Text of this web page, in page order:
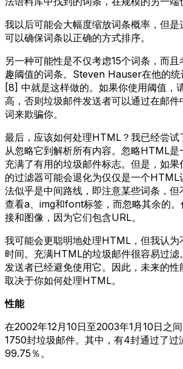
我以后可能会大幅度缩放词条概率，但
可以确保词条以正确的方式排序。
另一种可能性是不仅考虑15个词条，而
趣阈值的词条。Steven Hauser在他的统
[8] 中就是这样做的。如果你使用阈值，
高，否则垃圾邮件发送者可以通过在邮
词来欺骗你。
最后，应该如何处理HTML？我已经尝试
从忽略它到解析所有内容。忽略HTML是
充满了有用的垃圾邮件标志。但是，如
的过滤器可能会退化为仅仅是一个HTML
法似乎是中间路线，即注意某些词条，
查看a、img和font标签，而忽略其余的
接和图像，因为它们包含URL。
我可能会更聪明地处理HTML，但我认为
时间。充满HTML的垃圾邮件很容易过滤
发送者已经避免使用它。因此，未来的性
取决于你如何处理HTML。
性能
在2002年12月10日至2003年1月10日之
1750封垃圾邮件。其中，有4封通过了过
99.75％。